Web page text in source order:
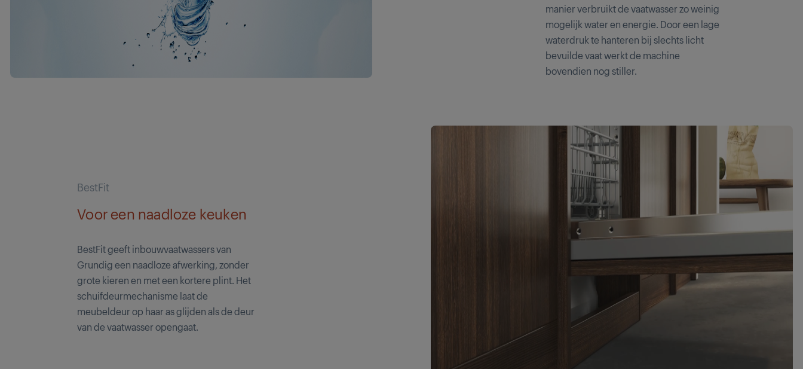
manier verbruikt de vaatwasser zo weinig
mogelijk water en energie. Door een lage
waterdruk te hanteren bij slechts licht
bevuilde vaat werkt de machine
bovendien nog stiller.
BestFit
Voor een naadloze keuken
BestFit geeft inbouwvaatwassers van
Grundig een naadloze afwerking, zonder
grote kieren en met een kortere plint. Het
schuifdeurmechanisme laat de
meubeldeur op haar as glijden als de deur
van de vaatwasser opengaat.